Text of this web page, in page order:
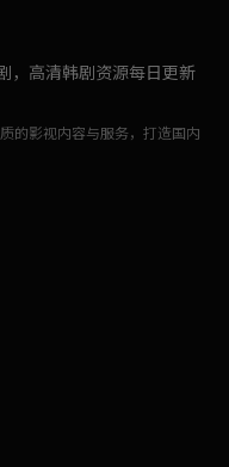
，高清韩剧资源每日更新
的影视内容与服务，打造国内